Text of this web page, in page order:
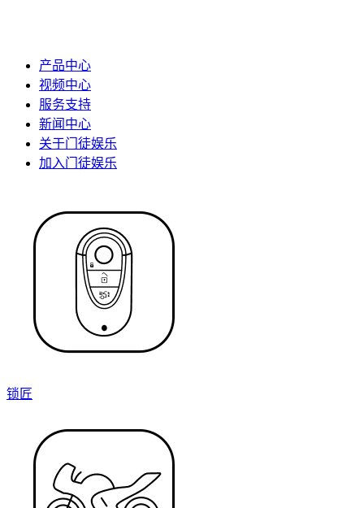
产品中心
视频中心
服务支持
新闻中心
关于门徒娱乐
加入门徒娱乐
锁匠